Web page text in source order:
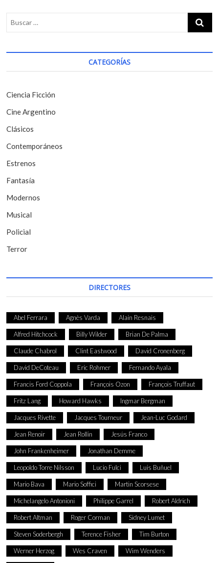
g
a
i
ó
n
e
e
n
t
r
a
d
a
s
p
s
:
:
CATEGORÍAS
Ciencia Ficción
Cine Argentino
Clásicos
Contemporáneos
Estrenos
Fantasía
Modernos
Musical
Policial
Terror
DIRECTORES
Abel Ferrara Agnès Varda Alain Resnais
Alfred Hitchcock Billy Wilder Brian De Palma
Claude Chabrol Clint Eastwood David Cronenberg
David DeCoteau Eric Rohmer Fernando Ayala
Francis Ford Coppola François Ozon François Truffaut
Fritz Lang Howard Hawks Ingmar Bergman
Jacques Rivette Jacques Tourneur Jean-Luc Godard
Jean Renoir Jean Rollin Jesús Franco
John Frankenheimer Jonathan Demme
Leopoldo Torre Nilsson Lucio Fulci Luis Buñuel
Mario Bava Mario Soffici Martin Scorsese
Michelangelo Antonioni Philippe Garrel Robert Aldrich
Robert Altman Roger Corman Sidney Lumet
Steven Soderbergh Terence Fisher Tim Burton
Werner Herzog Wes Craven Wim Wenders